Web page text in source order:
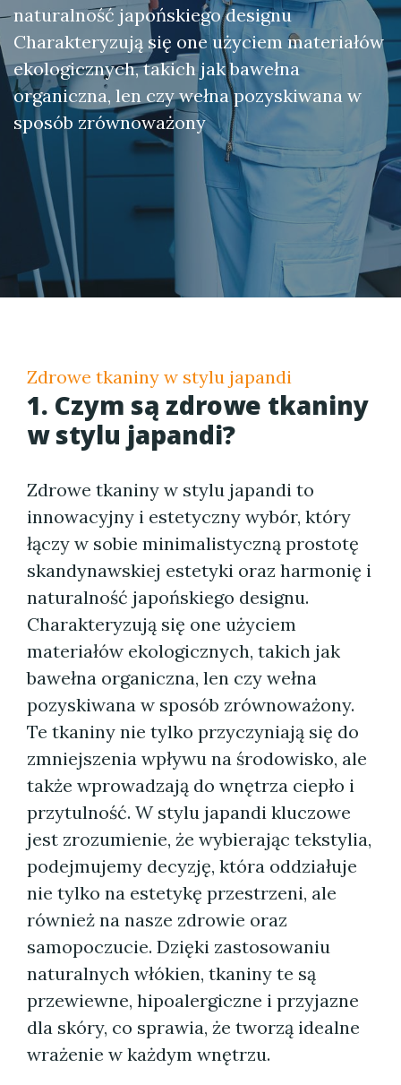
naturalność japońskiego designu
Charakteryzują się one użyciem materiałów
ekologicznych, takich jak bawełna
organiczna, len czy wełna pozyskiwana w
sposób zrównoważony
Zdrowe tkaniny w stylu japandi
1. Czym są zdrowe tkaniny
w stylu japandi?
Zdrowe tkaniny w stylu japandi to
innowacyjny i estetyczny wybór, który
łączy w sobie minimalistyczną prostotę
skandynawskiej estetyki oraz harmonię i
naturalność japońskiego designu.
Charakteryzują się one użyciem
materiałów ekologicznych, takich jak
bawełna organiczna, len czy wełna
pozyskiwana w sposób zrównoważony.
Te tkaniny nie tylko przyczyniają się do
zmniejszenia wpływu na środowisko, ale
także wprowadzają do wnętrza ciepło i
przytulność. W stylu japandi kluczowe
jest zrozumienie, że wybierając tekstylia,
podejmujemy decyzję, która oddziałuje
nie tylko na estetykę przestrzeni, ale
również na nasze zdrowie oraz
samopoczucie. Dzięki zastosowaniu
naturalnych włókien, tkaniny te są
przewiewne, hipoalergiczne i przyjazne
dla skóry, co sprawia, że tworzą idealne
wrażenie w każdym wnętrzu.